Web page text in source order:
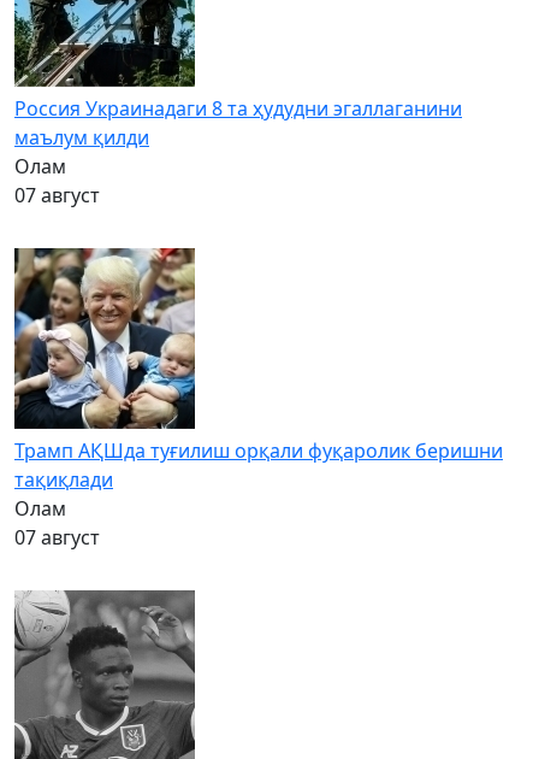
Россия Украинадаги 8 та ҳудудни эгаллаганини
маълум қилди
Олам
07 август
Трамп АҚШда туғилиш орқали фуқаролик беришни
тақиқлади
Олам
07 август